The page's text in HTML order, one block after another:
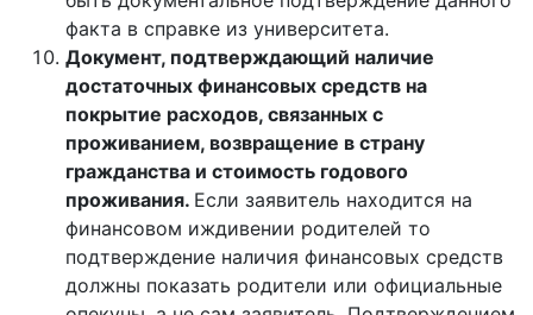
факта в справке из университета.
Документ, подтверждающий наличие
достаточных финансовых средств на
покрытие расходов, связанных с
проживанием, возвращение в страну
гражданства и стоимость годового
проживания. Если заявитель находится на
финансовом иждивении родителей то
подтверждение наличия финансовых средств
должны показать родители или официальные